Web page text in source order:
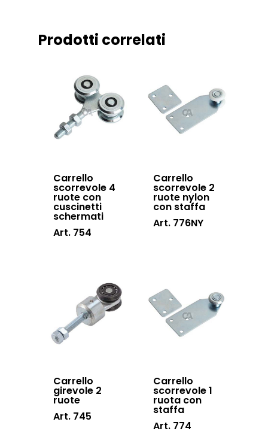
Prodotti correlati
Carrello
scorrevole 4
ruote con
cuscinetti
schermati
Art. 754
Carrello
scorrevole 2
ruote nylon
con staffa
Art. 776NY
Carrello
girevole 2
ruote
Art. 745
Carrello
scorrevole 1
ruota con
staffa
Art. 774
sospesi
Swing gates
accessories
Hardware
Inox
Lavora con noi